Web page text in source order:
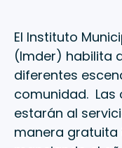
El Instituto
(Imder) habilita
diferentes
comunidad. Las
estarán al
manera gratuita